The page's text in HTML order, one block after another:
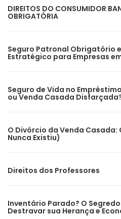
DIREITOS DO CONSUMIDOR
OBRIGATÓRIA
Seguro Patronal Obrigatório
Estratégico para Empresas
Seguro de Vida no
ou Venda Casada
O Divórcio da Venda
Nunca Existiu)
Direitos dos Professores
Inventário Parado? O
Destravar sua Herança e